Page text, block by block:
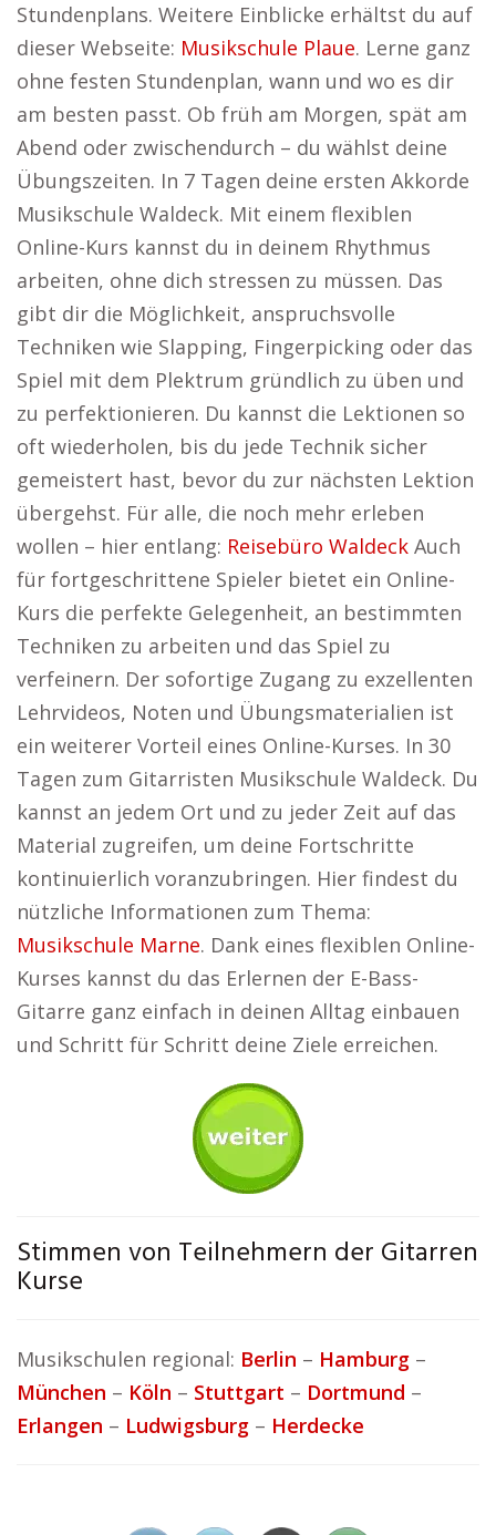
Stundenplans. Weitere Einblicke erhältst du auf
dieser Webseite: Musikschule Plaue. Lerne ganz
ohne festen Stundenplan, wann und wo es dir
am besten passt. Ob früh am Morgen, spät am
Abend oder zwischendurch – du wählst deine
Übungszeiten. In 7 Tagen deine ersten Akkorde
Musikschule Waldeck. Mit einem flexiblen
Online-Kurs kannst du in deinem Rhythmus
arbeiten, ohne dich stressen zu müssen. Das
gibt dir die Möglichkeit, anspruchsvolle
Techniken wie Slapping, Fingerpicking oder das
Spiel mit dem Plektrum gründlich zu üben und
zu perfektionieren. Du kannst die Lektionen so
oft wiederholen, bis du jede Technik sicher
gemeistert hast, bevor du zur nächsten Lektion
übergehst. Für alle, die noch mehr erleben
wollen – hier entlang: Reisebüro Waldeck Auch
für fortgeschrittene Spieler bietet ein Online-
Kurs die perfekte Gelegenheit, an bestimmten
Techniken zu arbeiten und das Spiel zu
verfeinern. Der sofortige Zugang zu exzellenten
Lehrvideos, Noten und Übungsmaterialien ist
ein weiterer Vorteil eines Online-Kurses. In 30
Tagen zum Gitarristen Musikschule Waldeck. Du
kannst an jedem Ort und zu jeder Zeit auf das
Material zugreifen, um deine Fortschritte
kontinuierlich voranzubringen. Hier findest du
nützliche Informationen zum Thema:
Musikschule Marne. Dank eines flexiblen Online-
Kurses kannst du das Erlernen der E-Bass-
Gitarre ganz einfach in deinen Alltag einbauen
und Schritt für Schritt deine Ziele erreichen.
Stimmen von Teilnehmern der Gitarren
Kurse
Musikschulen regional: Berlin – Hamburg –
München – Köln – Stuttgart – Dortmund –
Erlangen – Ludwigsburg – Herdecke